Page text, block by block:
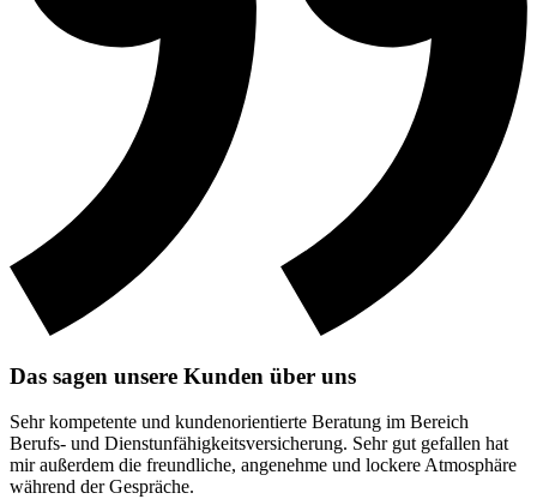
Das sagen unsere Kunden über uns
Sehr kompetente und kundenorientierte Beratung im Bereich
Berufs- und Dienstunfähigkeitsversicherung. Sehr gut gefallen hat
mir außerdem die freundliche, angenehme und lockere Atmosphäre
während der Gespräche.